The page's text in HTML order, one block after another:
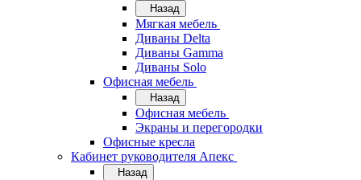
Назад
Мягкая мебель
Диваны Delta
Диваны Gamma
Диваны Solo
Офисная мебель
Назад
Офисная мебель
Экраны и перегородки
Офисные кресла
Кабинет руководителя Апекс
Назад